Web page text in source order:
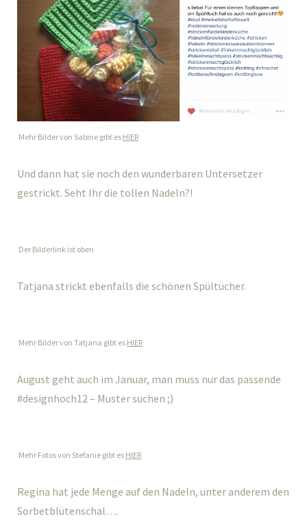
Mehr Bilder von Sabine gibt es HIER
Und dann hat sie noch den wunderbaren Untersetzer
gestrickt. Seht Ihr die tollen Nadeln?!
Der Bilderlink ist oben
Tatjana strickt ebenfalls die schönen Spültücher.
Mehr Bilder von Tatjana gibt es HIER
August geht auch im Januar, man muss nur das passende
#designhoch12 – Muster suchen ;)
Mehr Fotos von Stefanie gibt es HIER
Regina hat jede Menge auf den Nadeln, unter anderem den
Sorbetblütenschal….